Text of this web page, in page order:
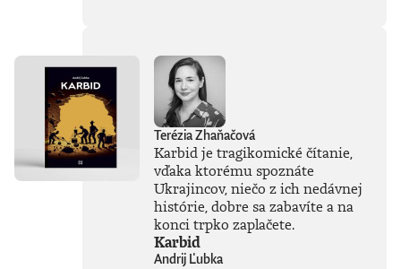
Terézia Zhaňačová
Karbid je tragikomické čítanie,
vďaka ktorému spoznáte
Ukrajincov, niečo z ich nedávnej
histórie, dobre sa zabavíte a na
konci trpko zaplačete.
Karbid
Andrij Ľubka